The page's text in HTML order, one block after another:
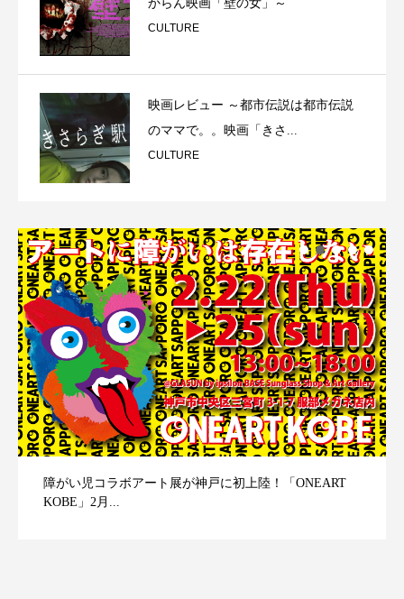
からん映画「壁の女」～
CULTURE
映画レビュー ～都市伝説は都市伝説
のママで。。映画「きさ...
CULTURE
障がい児コラボアート展が神戸に初上陸！「ONEART
KOBE」2月...